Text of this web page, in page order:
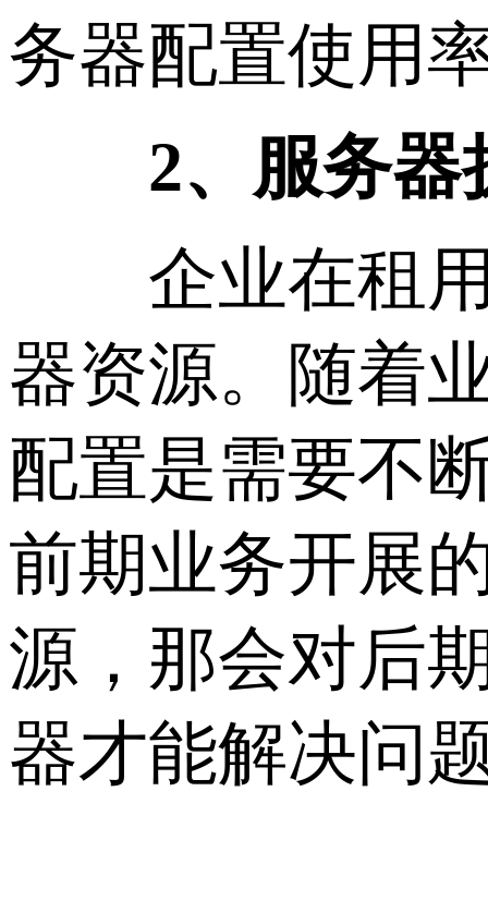
务器配置使用
2、服务器
企业在租用
器资源。随着
配置是需要不
前期业务开展
源，那会对后
器才能解决问